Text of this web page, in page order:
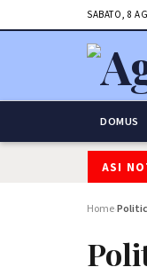
SABATO, 8
DOMUS
ASI
l’Italia
Home